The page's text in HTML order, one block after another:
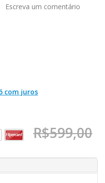
Escreva um comentário
com juros
R$599,00